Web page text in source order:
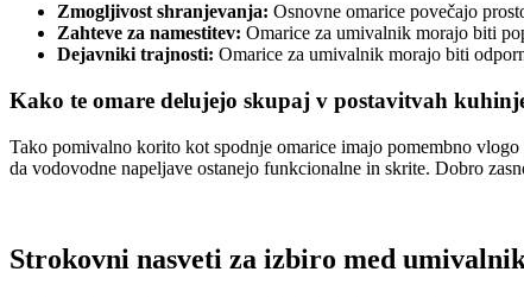
Zmogljivost shranjevanja: Osnovne omarice povečajo
Zahteve za namestitev: Omarice za umivalnik morajo biti
Dejavniki trajnosti: Omarice za umivalnik morajo biti
Kako te omare delujejo skupaj v postavitvah
Tako pomivalno korito kot spodnje omarice imajo pomembno
da vodovodne napeljave ostanejo funkcionalne in skrite. Dobro
Strokovni nasveti za izbiro med